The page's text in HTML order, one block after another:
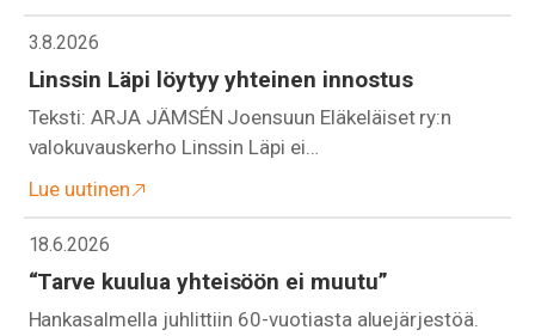
3.8.2026
Linssin Läpi löytyy yhteinen innostus
Teksti: ARJA JÄMSÉN Joensuun Eläkeläiset ry:n
valokuvauskerho Linssin Läpi ei…
Lue uutinen
18.6.2026
“Tarve kuulua yhteisöön ei muutu”
Hankasalmella juhlittiin 60-vuotiasta aluejärjestöä.